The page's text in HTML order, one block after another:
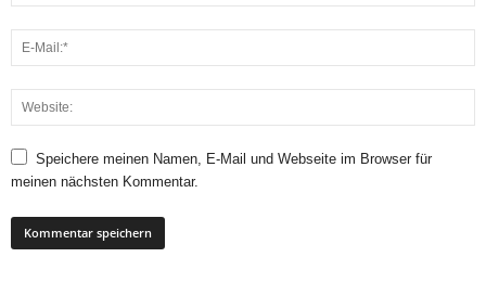
Speichere meinen Namen, E-Mail und Webseite im Browser für
meinen nächsten Kommentar.